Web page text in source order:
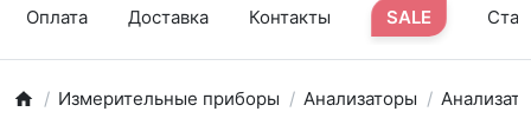
Оплата Доставка Контакты SALE
Измерительные приборы Анализаторы